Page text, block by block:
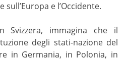
e l’Occidente.
Svizzera, immagina che il
degli stati-nazione del
in Germania, in Polonia, in